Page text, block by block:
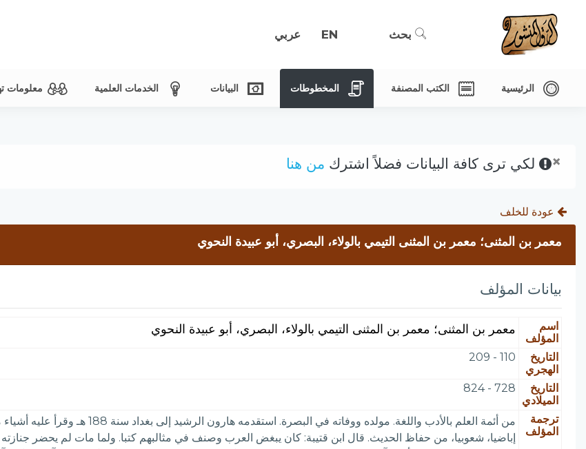
بحث EN عربي
الرئيسية الكتب المصنفة المخطوطات البيانات الخدمات العلمية معلومات
× لكي ترى كافة البيانات فضلاً اشترك من هنا
عودة للخلف
معمر بن المثنى؛ معمر بن المثنى التيمي بالولاء، البصري، أبو عبيدة النحوي
بيانات المؤلف
اسم
المؤلف
معمر بن المثنى؛ معمر بن المثنى التيمي بالولاء، البصري، أبو عبيدة النحوي
التاريخ
الهجري
110 - 209
التاريخ
الميلادي
728 - 824
ترجمة
المؤلف
من أئمة العلم بالأدب واللغة. مولده
إباضيا، شعوبيا، من حفاظ الحديث. قال ابن قتيبة: كان يبغض العرب وصنف في مثالبهم كتبا. ولما مات لم يحضر